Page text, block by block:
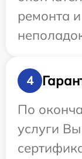
ремонта
4
По
услуги